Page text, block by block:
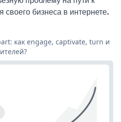
бизнеса в интернете.
как engage, captivate, turn и